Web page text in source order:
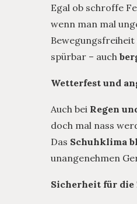
Egal ob schroffe
wenn man mal
spürbar – auch
Wetterfest und
Auch bei Regen
doch mal nass
Das Schuhklima
unangenehmen
Sicherheit für die